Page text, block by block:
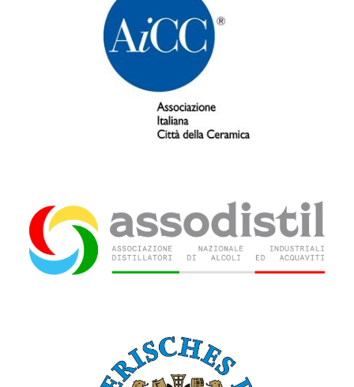
Associazione italiana Città della
Ceramica (AiCC)
Associazione nazionale industriali
distillatori di alcoli ed acquaviti
(AssoDistil)